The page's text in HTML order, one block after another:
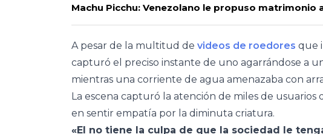
Machu Picchu: Venezolano le propuso matrimonio
A pesar de la multitud de videos de roedores que
capturó el preciso instante de uno agarrándose a
mientras una corriente de agua amenazaba con
La escena capturó la atención de miles de
en sentir empatía por la diminuta criatura.
«El no tiene la culpa de que la sociedad le